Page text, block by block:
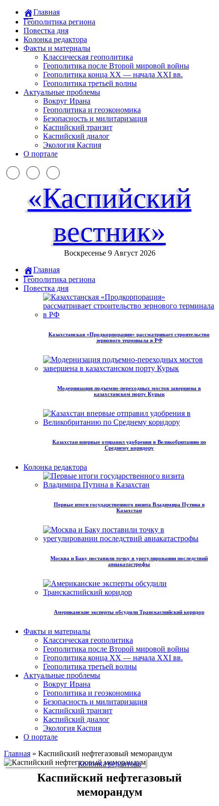
Главная
Геополитика региона
Повестка дня
Колонка редактора
Факты и материалы
Классическая геополитика
Геополитика после Второй мировой войны
Геополитика конца XX — начала XXI вв.
Геополитика третьей волны
Актуальные проблемы
Вокруг Ирана
Геополитика и геоэкономика
Безопасность и милитаризация
Каспийский транзит
Каспийский диалог
Экология Каспия
О портале
«Каспийский
вестник»
Воскресенье 9 Август 2026
Главная
Геополитика региона
Повестка дня
Казахстанская «Продкорпорация» рассматривает строительство
зернового терминала в РФ
Модернизация подъемно-переходных мостов завершена в
казахстанском порту Курык
Казахстан впервые отправил удобрения в Великобританию по
Среднему коридору
Колонка редактора
Первые итоги государственного визита Владимира Путина в
Казахстан
Москва и Баку поставили точку в урегулировании последствий
авиакатастрофы
Американские эксперты обсудили Транскаспийский коридор
Факты и материалы
Классическая геополитика
Геополитика после Второй мировой войны
Геополитика конца XX — начала XXI вв.
Геополитика третьей волны
Актуальные проблемы
Вокруг Ирана
Геополитика и геоэкономика
Безопасность и милитаризация
Каспийский транзит
Каспийский диалог
Экология Каспия
О портале
Главная » Каспийский нефтегазовый меморандум
Колонка редактора
Каспийский нефтегазовый
меморандум